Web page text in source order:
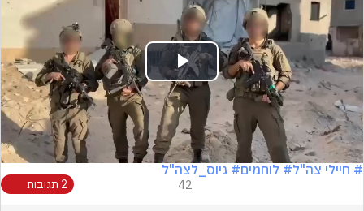
Play
Video
# חיילי צה"ל# לוחמים# גיוס_לצה"ל
42 2 תגובות